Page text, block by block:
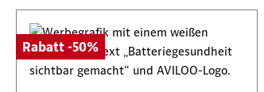
Rabatt -50%